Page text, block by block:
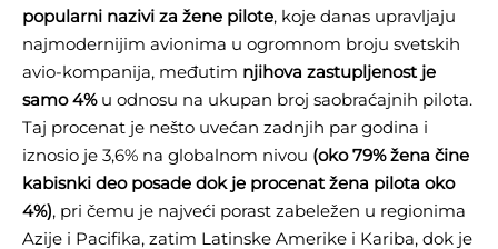
popularni nazivi za žene pilote, koje danas upravljaju
najmodernijim avionima u ogromnom broju svetskih
avio-kompanija, međutim njihova zastupljenost je
samo 4%u odnosu na ukupan broj saobraćajnih pilota.
Taj procenat je nešto uvećan zadnjih par godina i
iznosio je 3,6% na globalnom nivou (oko 79% žena čine
kabisnki deo posade dok je procenat žena pilota oko
4%), pri čemu je najveći porast zabeležen u regionima
Azije i Pacifika, zatim Latinske Amerike i Kariba, dok je